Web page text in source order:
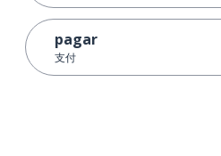
pagar
支付